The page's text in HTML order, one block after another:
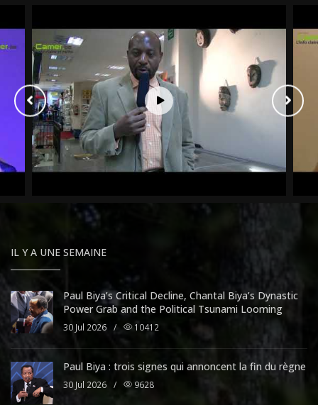
IL Y A UNE SEMAINE
Paul Biya’s Critical Decline, Chantal Biya’s Dynastic
Power Grab and the Political Tsunami Looming
30 Jul 2026 / 10412
Paul Biya : trois signes qui annoncent la fin du règne
30 Jul 2026 / 9628